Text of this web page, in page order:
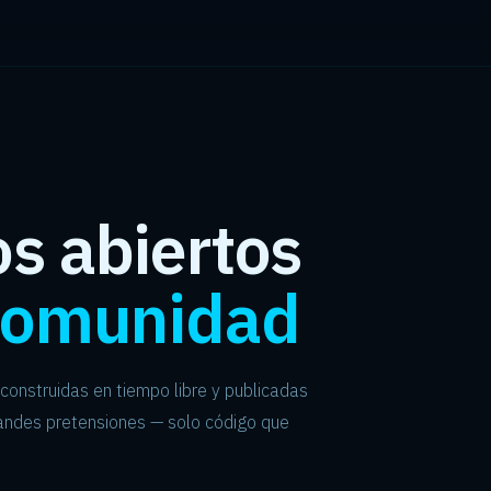
abiertos
en tiempo libre y publicadas
pretensiones — solo código que